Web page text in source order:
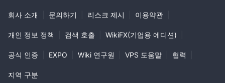
회사 소개 문의하기 리스크 제시 이용약관
개인 정보 정책 검색 호출 WikiFX(기업용 에디션)
공식 인증 EXPO Wiki 연구원 VPS 도움말 협력
지역 구분